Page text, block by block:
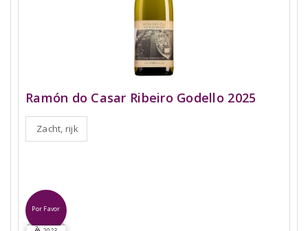
Ramón do Casar Ribeiro Godello 2025
Zacht, rijk
Por Favor